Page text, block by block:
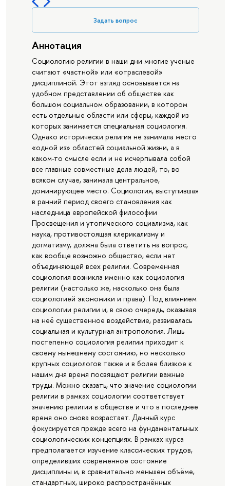
Задать вопрос
Аннотация
Социологию религии в наши дни многие ученые
считают «частной» или «отраслевой»
дисциплиной. Этот взгляд основывается на
удобном представлении об обществе как
большом социальном образовании, в котором
есть отдельные области или сферы, каждой из
которых занимается специальная социология.
Однако исторически религия не занимала место
«одной из» областей социальной жизни, а в
каком-то смысле если и не исчерпывала собой
все главные совместные дела людей, то, во
всяком случае, занимала центральное,
доминирующее место. Социология, выступившая
в ранний период своего становления как
наследница европейской философии
Просвещения и утопического социализма, как
наука, противостоящая клерикализму и
догматизму, должна была ответить на вопрос,
как вообще возможно общество, если нет
объединяющей всех религии. Современная
социология возникла именно как социология
религии (настолько же, насколько она была
социологией экономики и права). Под влиянием
социологии религии и, в свою очередь, оказывая
на неё существенное воздействие, развивалась
социальная и культурная антропология. Лишь
постепенно социология религии приходит к
своему нынешнему состоянию, но несколько
крупных социологов также и в более близкое к
нашим дня время посвящают религии важные
труды. Можно сказать, что значение социологии
религии в рамках социологии соответствует
значению религии в обществе и что в последнее
время оно снова возрастает. Данный курс
фокусируется прежде всего на фундаментальных
социологических концепциях. В рамках курса
предполагается изучение классических трудов,
определивших современное состояние
дисциплины и, в сравнительно меньшем объёме,
стандартных, широко распространённых